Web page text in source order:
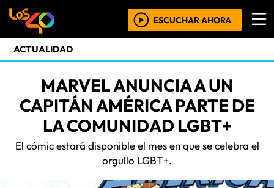
ESCUCHAR AHORA
ACTUALIDAD
MARVEL ANUNCIA A UN
CAPITÁN AMÉRICA PARTE DE
LA COMUNIDAD LGBT+
El cómic estará disponible el mes en que se celebra el
orgullo LGBT+.